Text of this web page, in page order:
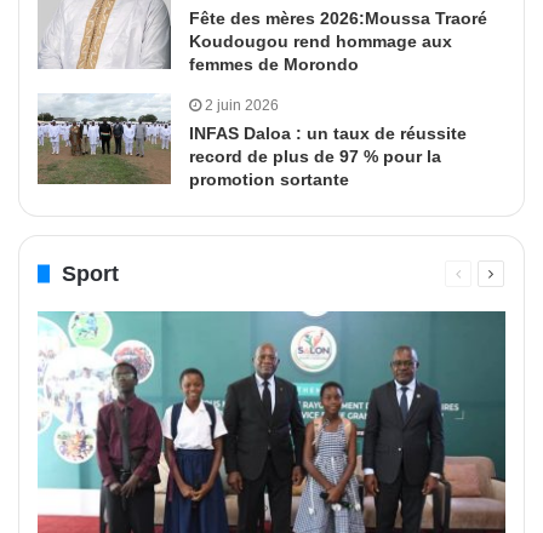
Fête des mères 2026:Moussa Traoré
Koudougou rend hommage aux
femmes de Morondo
2 juin 2026
INFAS Daloa : un taux de réussite
record de plus de 97 % pour la
promotion sortante
Sport
PagePage